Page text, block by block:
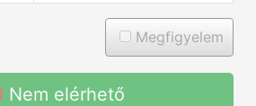
Megfigyelem
Nem elérhető